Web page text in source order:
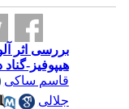
بررسی اثر
هیپوفیز-
قاسم ساکی
جلالی
،